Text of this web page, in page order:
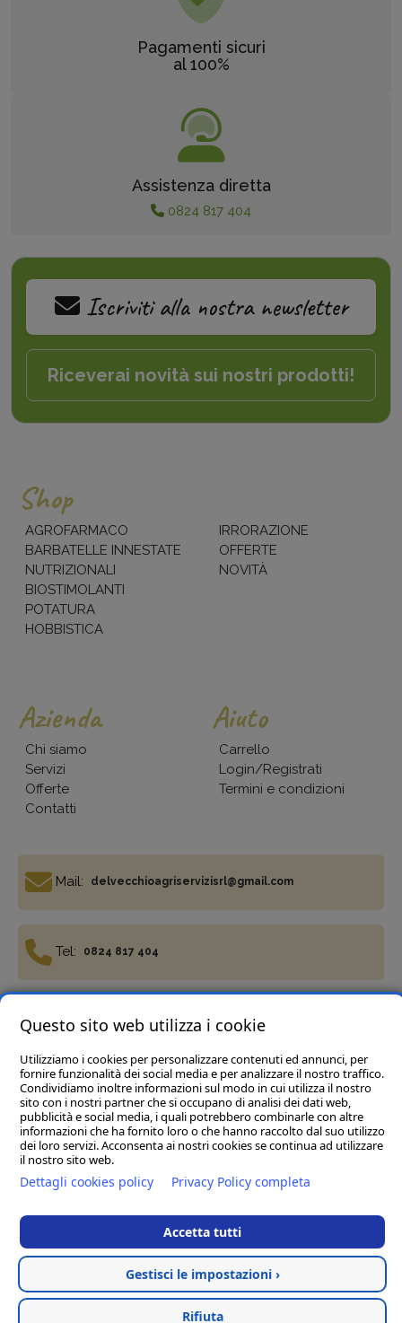
Pagamenti sicuri
al 100%
Assistenza diretta
0824 817 404
Iscriviti alla nostra newsletter
Riceverai novità sui nostri prodotti!
Shop
AGROFARMACO
BARBATELLE INNESTATE
NUTRIZIONALI
BIOSTIMOLANTI
POTATURA
HOBBISTICA
IRRORAZIONE
OFFERTE
NOVITÀ
Azienda
Chi siamo
Servizi
Offerte
Contatti
Aiuto
Carrello
Login/Registrati
Termini e condizioni
Mail: delvecchioagriservizisrl@gmail.com
Tel: 0824 817 404
Fax: 0824 817 977
Termini e condizioniPrivacy PolicyCookie policy
Del Vecchio Agriservizi Srl
Guardia Sanframondi (BN) P.IVA 01472040623
delvecchioagriservizisrl@legalmail.it
Hosted & created by Clion
Questo sito web utilizza i cookie
Utilizziamo i cookies per personalizzare contenuti ed annunci, per
fornire funzionalità dei social media e per analizzare il nostro traffico.
Condividiamo inoltre informazioni sul modo in cui utilizza il nostro
sito con i nostri partner che si occupano di analisi dei dati web,
pubblicità e social media, i quali potrebbero combinarle con altre
informazioni che ha fornito loro o che hanno raccolto dal suo utilizzo
dei loro servizi. Acconsenta ai nostri cookies se continua ad utilizzare
il nostro sito web.
Dettagli cookies policy Privacy Policy completa
Accetta tutti
Gestisci le impostazioni ›
Rifiuta